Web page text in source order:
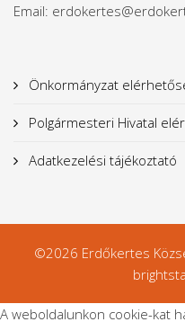
Email:
Önkormányzat
Polgármesteri Hivatal
Adatkezelési tájékoztató
©2026 Erdőkertes
A weboldalunkon cookie-kat